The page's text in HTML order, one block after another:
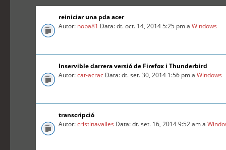
reiniciar una pda acer
Autor: noba81 Data: dt. oct. 14, 2014 5:25 pm aWindows
Inservible darrera versió de Firefox i Thunderbird
Autor:cat-acrac Data: dt. set. 30, 2014 1:56 pm aWindows
transcripció
Autor:cristinavalles Data: dt. set. 16, 2014 9:52 am a